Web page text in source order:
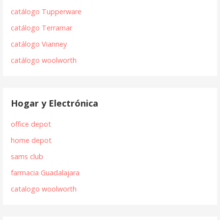
catálogo Tupperware
catálogo Terramar
catálogo Vianney
catálogo woolworth
Hogar y Electrónica
office depot
home depot
sams club
farmacia Guadalajara
catalogo woolworth